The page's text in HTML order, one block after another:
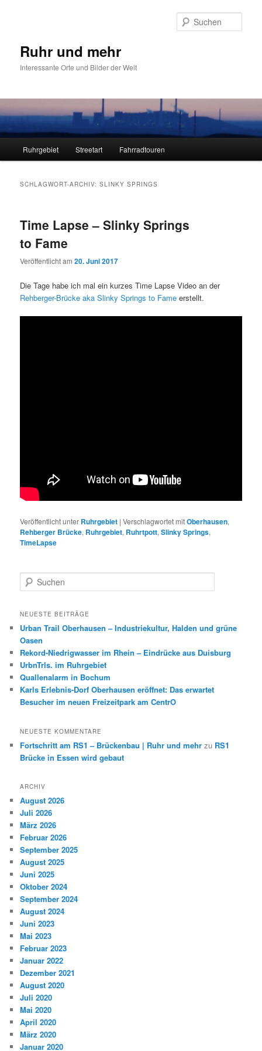
Ruhr und mehr
Interessante Orte und Bilder der Welt
Ruhrgebiet Streetart Fahrradtouren
SCHLAGWORT-ARCHIV:SLINKY SPRINGS
Time Lapse – Slinky Springs
to Fame
Veröffentlicht am20. Juni 2017
Die Tage habe ich mal ein kurzes Time Lapse Video an der
Rehberger-Brücke aka Slinky Springs to Fame erstellt.
Veröffentlicht unter Ruhrgebiet |Verschlagwortet mitOberhausen,
Rehberger Brücke, Ruhrgebiet, Ruhrtpott,Slinky Springs,
TimeLapse
u
h
n
NEUESTE BEITRÄGE
Urban Trail Oberhausen – Industriekultur, Halden und grüne
Oasen
Rekord-Niedrigwasser im Rhein – Eindrücke aus Duisburg
UrbnTrls. im Ruhrgebiet
Quallenalarm in Bochum
Karls Erlebnis-Dorf Oberhausen eröffnet: Das erwartet
Besucher im neuen Freizeitpark am CentrO
NEUESTE KOMMENTARE
Fortschritt am RS1 – Brückenbau | Ruhr und mehr zu RS1
Brücke in Essen wird gebaut
ARCHIV
August 2026
Juli 2026
März 2026
Februar 2026
September 2025
August 2025
Juni 2025
Oktober 2024
September 2024
August 2024
Juni 2023
Mai 2023
Februar 2023
Januar 2022
Dezember 2021
August 2020
Juli 2020
Mai 2020
April 2020
März 2020
Januar 2020